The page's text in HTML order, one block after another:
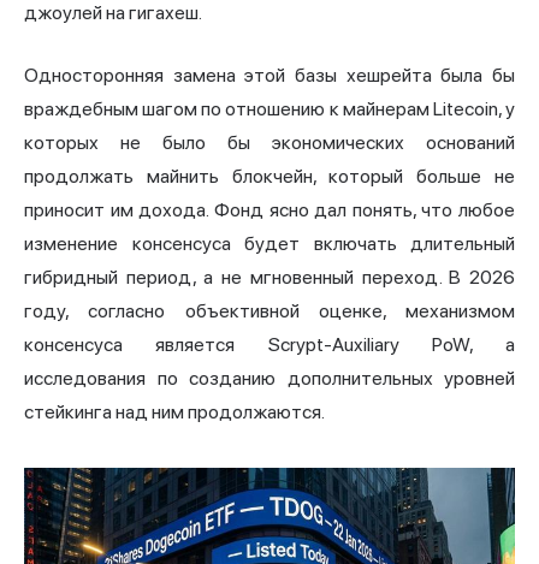
джоулей на гигахеш.
Односторонняя замена этой базы хешрейта была бы
враждебным шагом по отношению к майнерам Litecoin, у
которых не было бы экономических оснований
продолжать майнить блокчейн, который больше не
приносит им дохода. Фонд ясно дал понять, что любое
изменение консенсуса будет включать длительный
гибридный период, а не мгновенный переход. В 2026
году, согласно объективной оценке, механизмом
консенсуса является Scrypt-Auxiliary PoW, а
исследования по созданию дополнительных уровней
стейкинга над ним продолжаются.